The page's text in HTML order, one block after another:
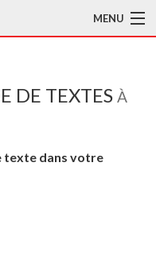
MENU
DE TEXTES À
texte dans votre